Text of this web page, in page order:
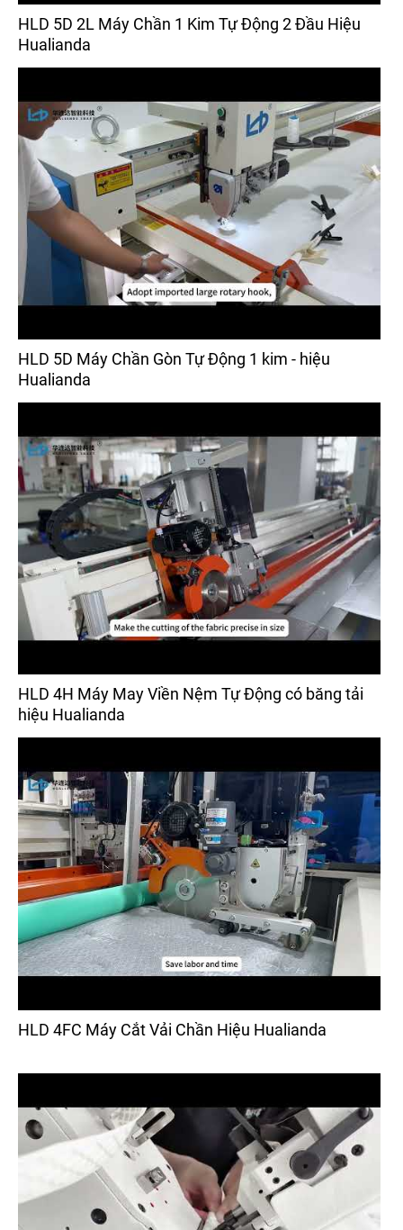
HLD 5D 2L Máy Chần 1 Kim Tự Động 2 Đầu Hiệu
Hualianda
HLD 5D Máy Chần Gòn Tự Động 1 kim - hiệu
Hualianda
HLD 4H Máy May Viền Nệm Tự Động có băng tải
hiệu Hualianda
HLD 4FC Máy Cắt Vải Chần Hiệu Hualianda